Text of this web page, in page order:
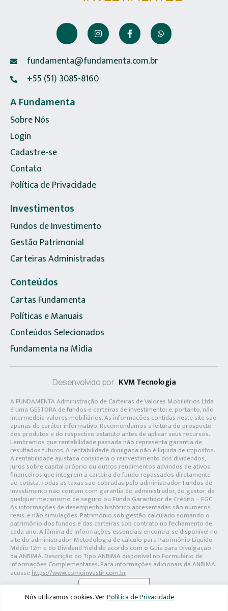
Nós utilizamos cookies. VerPolítica de Privacidade
fundamenta@fundamenta.com.br
+55 (51) 3085-8160
A Fundamenta
Sobre Nós
Login
Cadastre-se
Contato
Política de Privacidade
Investimentos
Fundos de Investimento
Gestão Patrimonial
Carteiras Administradas
Conteúdos
Cartas Fundamenta
Políticas e Manuais
Conteúdos Selecionados
Fundamenta na Mídia
Desenvolvido por KVM Tecnologia
A FUNDAMENTA Administração de Carteiras de Valores Mobiliários Ltda
é uma GESTORA de fundos e carteiras de investimento; e, portanto, não
intermedeia valores mobiliários. As informações contidas neste site são
apenas de caráter informativo. Recomendamos a leitura do prospecto
dos produtos e do respectivo estatuto antes de aplicar seus recursos.
Lembramos que rentabilidade passada não representa garantia de
resultados futuros. A rentabilidade divulgada não é líquida de impostos.
A rentabilidade ajustada considera o reinvestimento dos dividendos,
juros sobre capital próprio ou outros rendimentos advindos de ativos
financeiros que integrem a carteira do fundo repassados diretamente
ao cotista. Todas as taxas são cobradas pelo administrador. Fundos de
Investimento não contam com garantia do administrador, do gestor, de
qualquer mecanismo de seguro ou Fundo Garantidor de Crédito – FGC.
As informações de desempenho histórico apresentadas são números
reais, e não simulações. Patrimônio sob gestão calculado somando o
patrimônio dos fundos e das carteiras sob contrato no fechamento de
cada ano. A lâmina de informações essenciais encontra-se disponível no
site do administrador. Metodologia de cálculo para Patrimônio Líquido
Médio 12m e do Dividend Yield de acordo com o Guia para Divulgação
da ANBIMA. Descrição do Tipo ANBIMA disponível no Formulário de
Informações Complementares. Para informações adicionais da ANBIMA,
acessehttps://www.comoinvestir.com.br.